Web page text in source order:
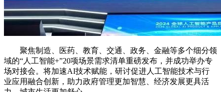
聚焦制造、医药、教育、交通、政务、金融等多个细分领
域的“人工智能+”20项场景需求清单重磅发布，并成功举办专
场对接会。将加速AI技术赋能，研讨促进人工智能技术与行
业应用融合创新，助力政府管理更加智慧、经济发展更具活